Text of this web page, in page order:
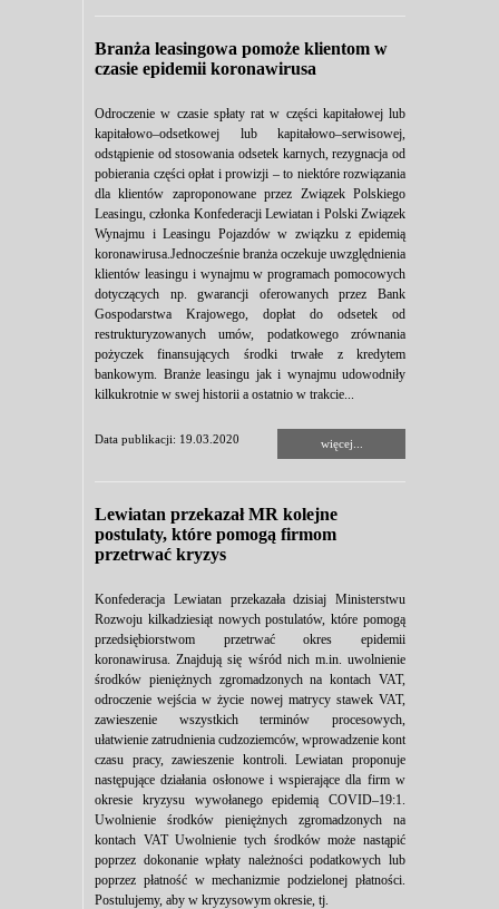
Branża leasingowa pomoże klientom w
czasie epidemii koronawirusa
Odroczenie w czasie spłaty rat w części kapitałowej lub
kapitałowo–odsetkowej lub kapitałowo–serwisowej,
odstąpienie od stosowania odsetek karnych, rezygnacja od
pobierania części opłat i prowizji – to niektóre rozwiązania
dla klientów zaproponowane przez Związek Polskiego
Leasingu, członka Konfederacji Lewiatan i Polski Związek
Wynajmu i Leasingu Pojazdów w związku z epidemią
koronawirusa.Jednocześnie branża oczekuje uwzględnienia
klientów leasingu i wynajmu w programach pomocowych
dotyczących np. gwarancji oferowanych przez Bank
Gospodarstwa Krajowego, dopłat do odsetek od
restrukturyzowanych umów, podatkowego zrównania
pożyczek finansujących środki trwałe z kredytem
bankowym. Branże leasingu jak i wynajmu udowodniły
kilkukrotnie w swej historii a ostatnio w trakcie...
Data publikacji: 19.03.2020 więcej...
Lewiatan przekazał MR kolejne
postulaty, które pomogą firmom
przetrwać kryzys
Konfederacja Lewiatan przekazała dzisiaj Ministerstwu
Rozwoju kilkadziesiąt nowych postulatów, które pomogą
przedsiębiorstwom przetrwać okres epidemii
koronawirusa. Znajdują się wśród nich m.in. uwolnienie
środków pieniężnych zgromadzonych na kontach VAT,
odroczenie wejścia w życie nowej matrycy stawek VAT,
zawieszenie wszystkich terminów procesowych,
ułatwienie zatrudnienia cudzoziemców, wprowadzenie kont
czasu pracy, zawieszenie kontroli. Lewiatan proponuje
następujące działania osłonowe i wspierające dla firm w
okresie kryzysu wywołanego epidemią COVID–19:1.
Uwolnienie środków pieniężnych zgromadzonych na
kontach VAT Uwolnienie tych środków może nastąpić
poprzez dokonanie wpłaty należności podatkowych lub
poprzez płatność w mechanizmie podzielonej płatności.
Postulujemy, aby w kryzysowym okresie, tj.